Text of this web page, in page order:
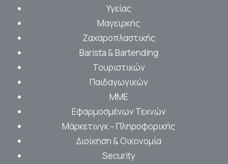
Υγείας
Μαγειρκής
Ζαχαροπλαστικής
Barista & Bartending
Τουριστικών
Παιδαγωγικών
ΜΜΕ
Εφαρμοσμένων Τεχνών
Μάρκετινγκ – Πληροφορικής
Διοίκηση & Οικονομία
Security